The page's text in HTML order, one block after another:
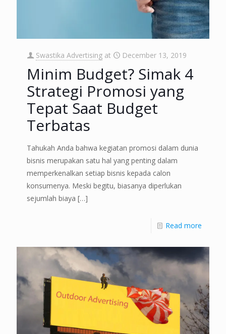
Swastika Advertising at December 13, 2019
Minim Budget? Simak 4
Strategi Promosi yang
Tepat Saat Budget
Terbatas
Tahukah Anda bahwa kegiatan promosi dalam dunia
bisnis merupakan satu hal yang penting dalam
memperkenalkan setiap bisnis kepada calon
konsumenya. Meski begitu, biasanya diperlukan
sejumlah biaya […]
Read more